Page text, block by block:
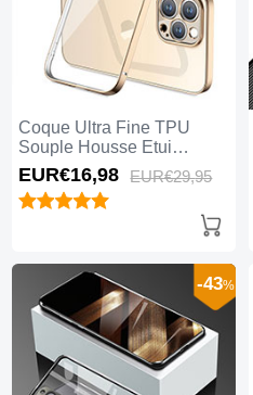
Coque Ultra Fine TPU
Souple Housse Etui
Transparente H05 pour
Apple iPhone 15 Pro Max
Or
EUR€16,98 EUR€29,95
-43%